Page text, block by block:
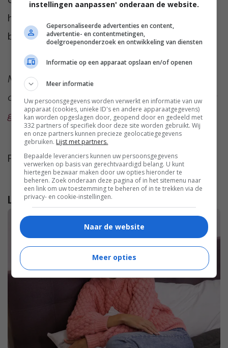
heb je iets nieuws geleerd uit de
bovenstaande tips.
Meer te weten komen over de iconen onder
onze bovenste afbeelding?We vertellen je er
graag alles over!
Foto door cottonbro studio viaPexels
Lees verder...
instellingen aanpassen' onderaan de website.
Gepersonaliseerde advertenties en content,
advertentie- en contentmetingen,
doelgroepenonderzoek en ontwikkeling van diensten
Informatie op een apparaat opslaan en/of openen
Meer informatie
Uw persoonsgegevens worden verwerkt en informatie van uw
apparaat (cookies, unieke ID's en andere apparaatgegevens)
kan worden opgeslagen door, geopend door en gedeeld met
332 partners of specifiek door deze site worden gebruikt. Wij
en onze partners kunnen precieze geolocatiegegevens
gebruiken. Lijst met partners.
Bepaalde leveranciers kunnen uw persoonsgegevens
verwerken op basis van gerechtvaardigd belang. U kunt
hiertegen bezwaar maken door uw opties hieronder te
beheren. Zoek onderaan deze pagina of in het sitemenu naar
een link om uw toestemming te beheren of in te trekken via de
privacy- en cookie-instellingen.
Naar de website
Meer opties